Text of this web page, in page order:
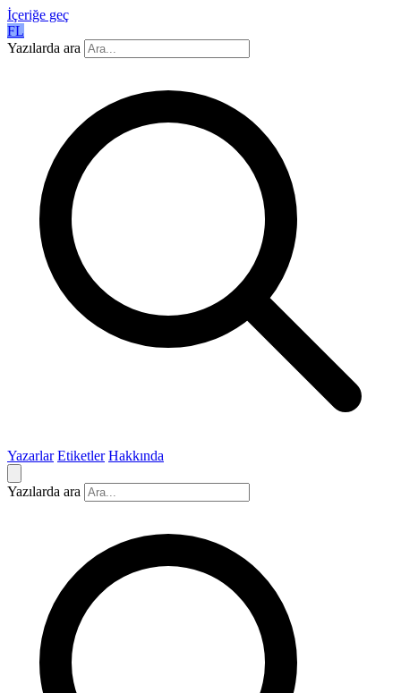
İçeriğe geç
FL
Yazılarda ara
Yazarlar Etiketler Hakkında
Yazılarda ara